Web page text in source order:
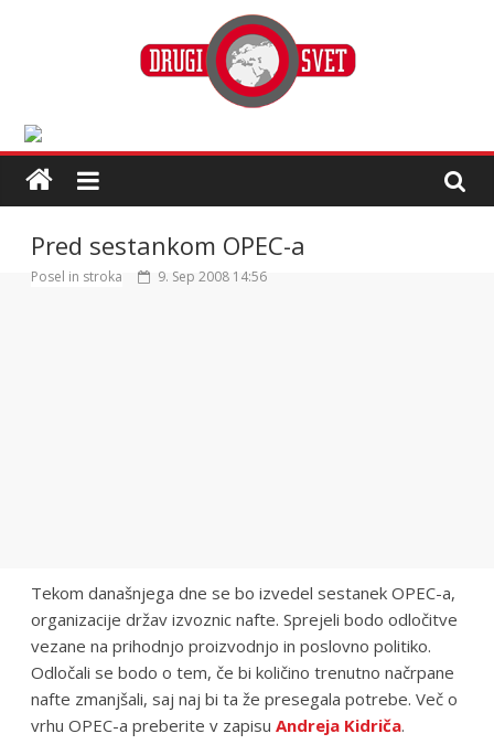
Pred sestankom OPEC-a
Posel in stroka 9. Sep 2008 14:56
Tekom današnjega dne se bo izvedel sestanek OPEC-a,
organizacije držav izvoznic nafte. Sprejeli bodo odločitve
vezane na prihodnjo proizvodnjo in poslovno politiko.
Odločali se bodo o tem, če bi količino trenutno načrpane
nafte zmanjšali, saj naj bi ta že presegala potrebe. Več o
vrhu OPEC-a preberite v zapisuAndreja Kidriča.